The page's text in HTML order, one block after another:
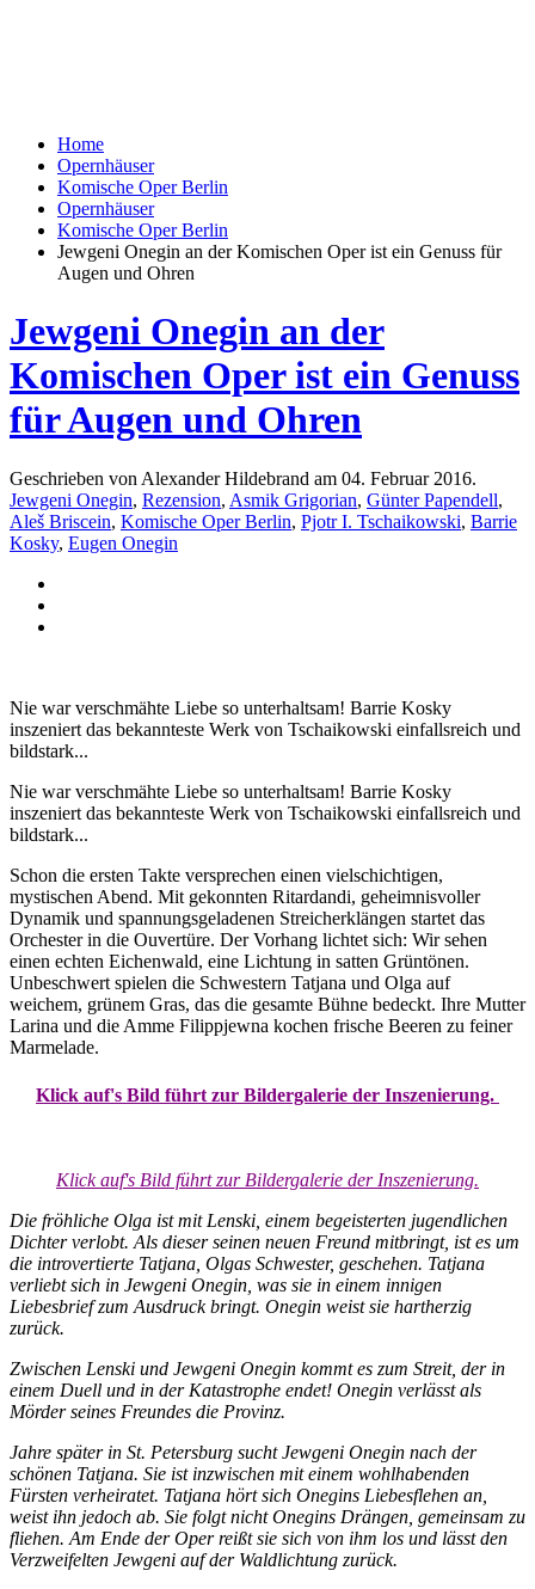
Home
Opernhäuser
Komische Oper Berlin
Opernhäuser
Komische Oper Berlin
Jewgeni Onegin an der Komischen Oper ist ein Genuss für
Augen und Ohren
Jewgeni Onegin an der
Komischen Oper ist ein Genuss
für Augen und Ohren
Geschrieben von Alexander Hildebrand am 04. Februar 2016.
Jewgeni Onegin, Rezension, Asmik Grigorian, Günter Papendell,
Aleš Briscein, Komische Oper Berlin, Pjotr I. Tschaikowski, Barrie
Kosky, Eugen Onegin
Nie war verschmähte Liebe so unterhaltsam! Barrie Kosky
inszeniert das bekannteste Werk von Tschaikowski einfallsreich und
bildstark...
Nie war verschmähte Liebe so unterhaltsam! Barrie Kosky
inszeniert das bekannteste Werk von Tschaikowski einfallsreich und
bildstark...
Schon die ersten Takte versprechen einen vielschichtigen,
mystischen Abend. Mit gekonnten Ritardandi, geheimnisvoller
Dynamik und spannungsgeladenen Streicherklängen startet das
Orchester in die Ouvertüre. Der Vorhang lichtet sich: Wir sehen
einen echten Eichenwald, eine Lichtung in satten Grüntönen.
Unbeschwert spielen die Schwestern Tatjana und Olga auf
weichem, grünem Gras, das die gesamte Bühne bedeckt. Ihre Mutter
Larina und die Amme Filippjewna kochen frische Beeren zu feiner
Marmelade.
Klick auf's Bild führt zur Bildergalerie der Inszenierung.
Klick auf's Bild führt zur Bildergalerie der Inszenierung.
Die fröhliche Olga ist mit Lenski, einem begeisterten jugendlichen
Dichter verlobt. Als dieser seinen neuen Freund mitbringt, ist es um
die introvertierte Tatjana, Olgas Schwester, geschehen. Tatjana
verliebt sich in Jewgeni Onegin, was sie in einem innigen
Liebesbrief zum Ausdruck bringt. Onegin weist sie hartherzig
zurück.
Zwischen Lenski und Jewgeni Onegin kommt es zum Streit, der in
einem Duell und in der Katastrophe endet! Onegin verlässt als
Mörder seines Freundes die Provinz.
Jahre später in St. Petersburg sucht Jewgeni Onegin nach der
schönen Tatjana. Sie ist inzwischen mit einem wohlhabenden
Fürsten verheiratet. Tatjana hört sich Onegins Liebesflehen an,
weist ihn jedoch ab. Sie folgt nicht Onegins Drängen, gemeinsam zu
fliehen. Am Ende der Oper reißt sie sich von ihm los und lässt den
Verzweifelten Jewgeni auf der Waldlichtung zurück.